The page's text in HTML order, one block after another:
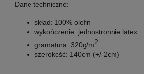
Dane techniczne:
skład: 100% olefin
wykończenie: jednostronnie latex
gramatura: 320g/m2
szerokość: 140cm (+/-2cm)